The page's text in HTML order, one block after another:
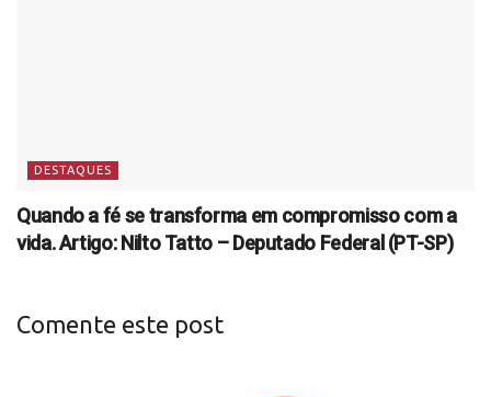
DESTAQUES
Quando a fé se transforma em compromisso com a
vida. Artigo: Nilto Tatto – Deputado Federal (PT-SP)
Comente este post